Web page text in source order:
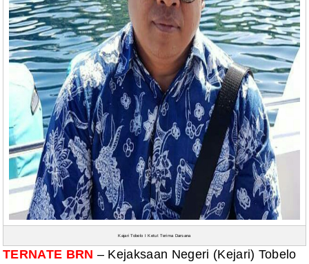
Kajari Tobelo I Ketut Terima Darsana
TERNATE BRN – Kejaksaan Negeri (Kejari) Tobelo